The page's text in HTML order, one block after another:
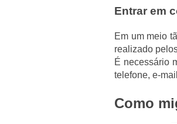
Entrar em
Em um meio
realizado
É necessário
telefone, e-
Como